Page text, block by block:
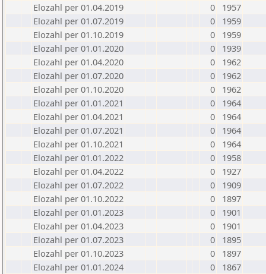
Elozahl per 01.04.2019
0
1957
Elozahl per 01.07.2019
0
1959
Elozahl per 01.10.2019
0
1959
Elozahl per 01.01.2020
0
1939
Elozahl per 01.04.2020
0
1962
Elozahl per 01.07.2020
0
1962
Elozahl per 01.10.2020
0
1962
Elozahl per 01.01.2021
0
1964
Elozahl per 01.04.2021
0
1964
Elozahl per 01.07.2021
0
1964
Elozahl per 01.10.2021
0
1964
Elozahl per 01.01.2022
0
1958
Elozahl per 01.04.2022
0
1927
Elozahl per 01.07.2022
0
1909
Elozahl per 01.10.2022
0
1897
Elozahl per 01.01.2023
0
1901
Elozahl per 01.04.2023
0
1901
Elozahl per 01.07.2023
0
1895
Elozahl per 01.10.2023
0
1897
Elozahl per 01.01.2024
0
1867